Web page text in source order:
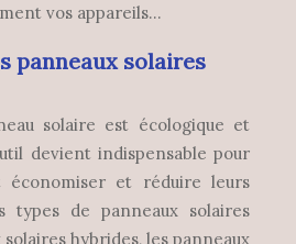
vos appareils…
panneaux solaires
solaire est écologique et
devient indispensable pour
économiser et réduire leurs
types de panneaux solaires
hybrides, les panneaux